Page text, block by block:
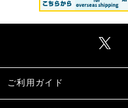
ご利用ガイド